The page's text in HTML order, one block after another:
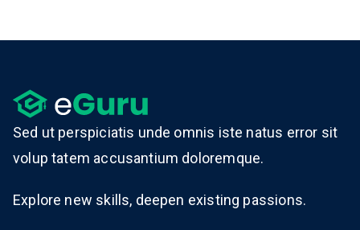
Sed ut perspiciatis unde omnis iste natus error sit
volup tatem accusantium doloremque.
Explore new skills, deepen existing passions.